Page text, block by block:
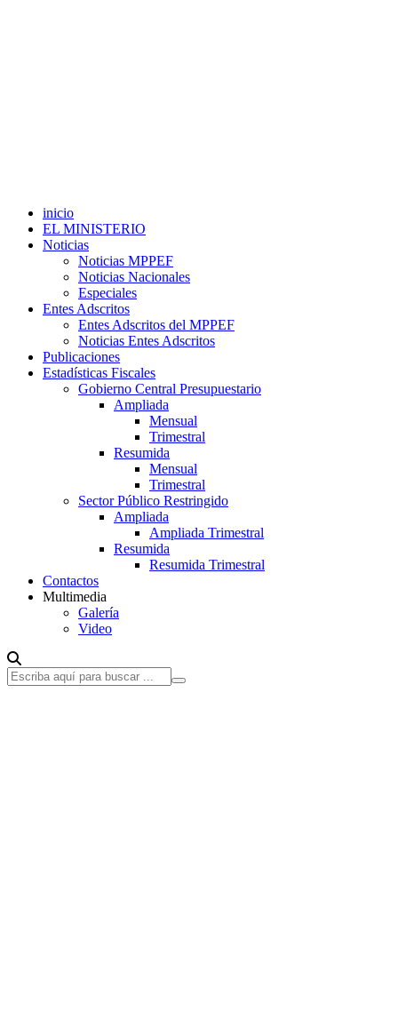
inicio
EL MINISTERIO
Noticias
Noticias MPPEF
Noticias Nacionales
Especiales
Entes Adscritos
Entes Adscritos del MPPEF
Noticias Entes Adscritos
Publicaciones
Estadísticas Fiscales
Gobierno Central Presupuestario
Ampliada
Mensual
Trimestral
Resumida
Mensual
Trimestral
Sector Público Restringido
Ampliada
Ampliada Trimestral
Resumida
Resumida Trimestral
Contactos
Multimedia
Galería
Video